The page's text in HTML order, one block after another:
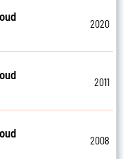
2020
2011
2008